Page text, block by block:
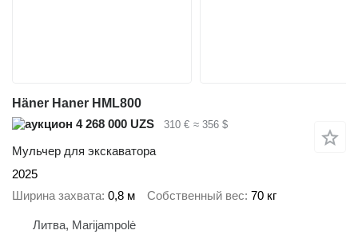
Häner Haner HML800
4 268 000 UZS
310 € ≈ 356 $
Мульчер для экскаватора
2025
Ширина захвата 0,8 м Собственный вес 70 кг
Литва, Marijampolė